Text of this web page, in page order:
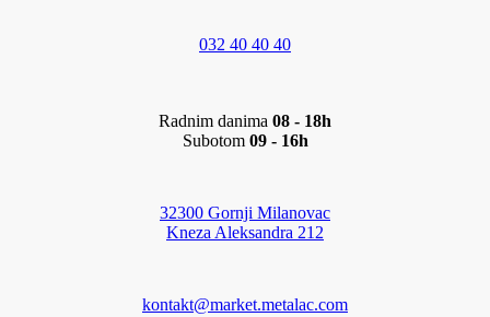
032 40 40 40
Radnim danima 08 - 18h
Subotom 09 - 16h
32300 Gornji Milanovac
Kneza Aleksandra 212
kontakt@market.metalac.com